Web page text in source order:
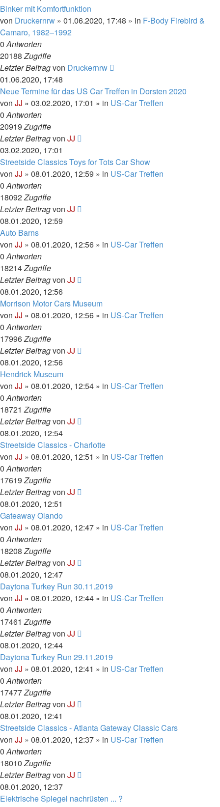
Binker mit Komfortfunktion
von Druckernrw » 01.06.2020, 17:48 » in F-Body Firebird &
Camaro, 1982–1992
0Antworten
20188Zugriffe
Letzter Beitragvon Druckernrw
01.06.2020, 17:48
Neue Termine für das US Car Treffen in Dorsten 2020
von JJ » 03.02.2020, 17:01 » in US-Car Treffen
0Antworten
20919Zugriffe
Letzter Beitragvon JJ
03.02.2020, 17:01
Streetside Classics Toys for Tots Car Show
von JJ » 08.01.2020, 12:59 » in US-Car Treffen
0Antworten
18092Zugriffe
Letzter Beitragvon JJ
08.01.2020, 12:59
Auto Barns
von JJ » 08.01.2020, 12:56 » in US-Car Treffen
0Antworten
18214Zugriffe
Letzter Beitragvon JJ
08.01.2020, 12:56
Morrison Motor Cars Museum
von JJ » 08.01.2020, 12:56 » in US-Car Treffen
0Antworten
17996Zugriffe
Letzter Beitragvon JJ
08.01.2020, 12:56
Hendrick Museum
von JJ » 08.01.2020, 12:54 » in US-Car Treffen
0Antworten
18721Zugriffe
Letzter Beitragvon JJ
08.01.2020, 12:54
Streetside Classics - Charlotte
von JJ » 08.01.2020, 12:51 » in US-Car Treffen
0Antworten
17619Zugriffe
Letzter Beitragvon JJ
08.01.2020, 12:51
Gateaway Olando
von JJ » 08.01.2020, 12:47 » in US-Car Treffen
0Antworten
18208Zugriffe
Letzter Beitragvon JJ
08.01.2020, 12:47
Daytona Turkey Run 30.11.2019
von JJ » 08.01.2020, 12:44 » in US-Car Treffen
0Antworten
17461Zugriffe
Letzter Beitragvon JJ
08.01.2020, 12:44
Daytona Turkey Run 29.11.2019
von JJ » 08.01.2020, 12:41 » in US-Car Treffen
0Antworten
17477Zugriffe
Letzter Beitragvon JJ
08.01.2020, 12:41
Streetside Classics - Atlanta Gateway Classic Cars
von JJ » 08.01.2020, 12:37 » in US-Car Treffen
0Antworten
18010Zugriffe
Letzter Beitragvon JJ
08.01.2020, 12:37
Elektrische Spiegel nachrüsten ... ?